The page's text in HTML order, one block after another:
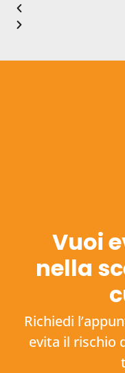
Vuoi
nella
Richiedi
evita il rischio